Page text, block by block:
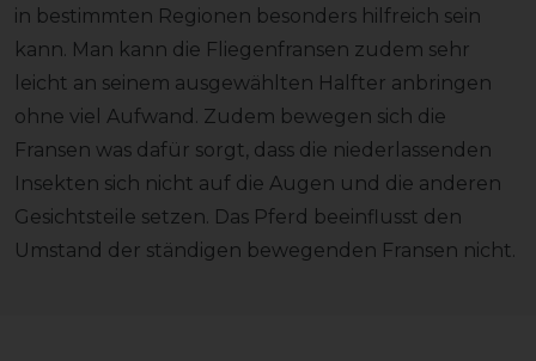
in bestimmten Regionen besonders hilfreich sein
kann. Man kann die Fliegenfransen zudem sehr
leicht an seinem ausgewählten Halfter anbringen
ohne viel Aufwand. Zudem bewegen sich die
Fransen was dafür sorgt, dass die niederlassenden
Insekten sich nicht auf die Augen und die anderen
Gesichtsteile setzen. Das Pferd beeinflusst den
Umstand der ständigen bewegenden Fransen nicht.